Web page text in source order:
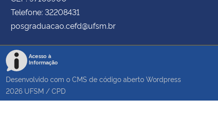
Telefone: 32208431
posgraduacao.cefd@ufsm.br
Acesso à
Informação
Desenvolvido com o CMS de código aberto Wordpress
2026 UFSM / CPD